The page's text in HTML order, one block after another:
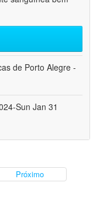
de Porto Alegre -
Sun Jan 31
Próximo